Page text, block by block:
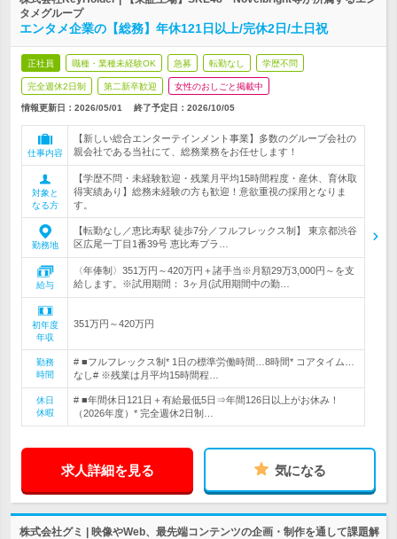
タメグループ
エンタメ企業の【総務】年休121日以上/完休2日/土日祝
正社員 職種・業種未経験OK 急募 転勤なし 学歴不問
完全週休2日制 第二新卒歓迎 女性のおしごと掲載中
情報更新日：2026/05/01 終了予定日： 2026/10/05
仕事内容
【新しい総合エンターテインメント事業】多数のグループ会社の
親会社である当社にて、総務業務をお任せします！
対象と
なる方
【学歴不問・未経験歓迎・残業月平均15時間程度・産休、育休取
得実績あり】総務未経験の方も歓迎！意欲重視の採用となりま
す。
勤務地
【転勤なし／恵比寿駅 徒歩7分／フルフレックス制】 東京都渋谷
区広尾一丁目1番39号 恵比寿プラ…
給与
〈年俸制〉351万円～420万円＋諸手当※月額29万3,000円～を支
給します。※試用期間： 3ヶ月(試用期間中の勤…
初年度
年収
351万円～420万円
勤務
時間
# ■フルフレックス制* 1日の標準労働時間…8時間* コアタイム…
なし# ※残業は月平均15時間程…
休日
休暇
# ■年間休日121日＋有給最低5日⇒年間126日以上がお休み！
（2026年度）* 完全週休2日制…
求人詳細を見る 気になる
株式会社グミ | 映像やWeb、最先端コンテンツの企画・制作を通して課題解